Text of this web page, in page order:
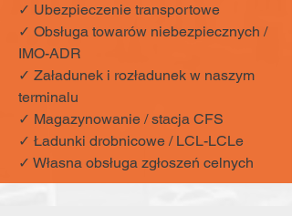
✓ Ubezpieczenie transportowe
✓ Obsługa towarów niebezpiecznych /
IMO-ADR
✓ Załadunek i rozładunek w naszym
terminalu
✓ Magazynowanie / stacja CFS
✓ Ładunki drobnicowe / LCL-LCLe
✓ Własna obsługa zgłoszeń celnych